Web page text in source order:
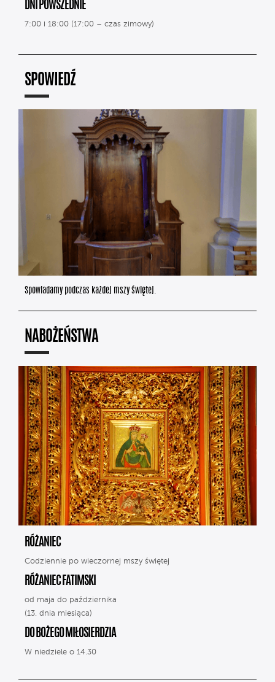
DNI POWSZEDNIE
7:00 i 18:00 (17:00 – czas zimowy)
SPOWIEDŹ
Spowiadamy podczas każdej mszy świętej.
NABOŻEŃSTWA
RÓŻANIEC
Codziennie po wieczornej mszy świętej
RÓŻANIEC FATIMSKI
od maja do października
(13. dnia miesiąca)
DO BOŻEGO MIŁOSIERDZIA
W niedziele o 14.30